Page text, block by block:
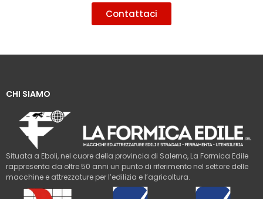
Contattaci
CHI SIAMO
Situata a Eboli, nel cuore della provincia di Salerno, La Formica Edile
rappresenta da oltre 50 anni un punto di riferimento nel settore delle
macchine e attrezzature per l’edilizia e l’agricoltura.